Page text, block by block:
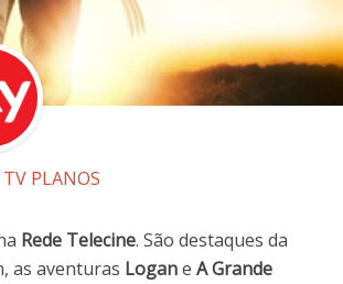
TV PLANOS
Rede Telecine. São destaques da
as aventuras Logane A Grande